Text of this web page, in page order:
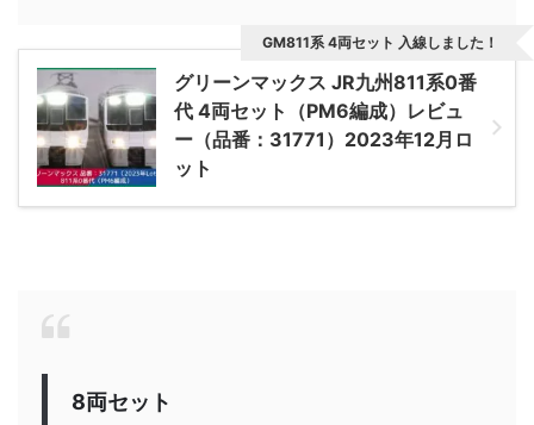
グリーンマックス JR九州811系0番
代 4両セット（PM6編成）レビュ
ー（品番：31771）2023年12月ロ
ット
GM811系 4両セット 入線しました！
8両セット